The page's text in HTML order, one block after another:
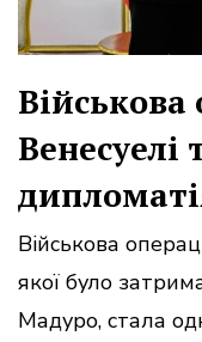
Венесуелі
Військова
якої було
Мадуро, стала